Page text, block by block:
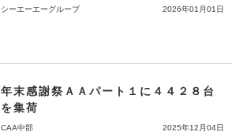
シーエーエーグループ 2026年01月01日
年末感謝祭ＡＡパート１に４４２８台
を集荷
CAA中部 2025年12月04日